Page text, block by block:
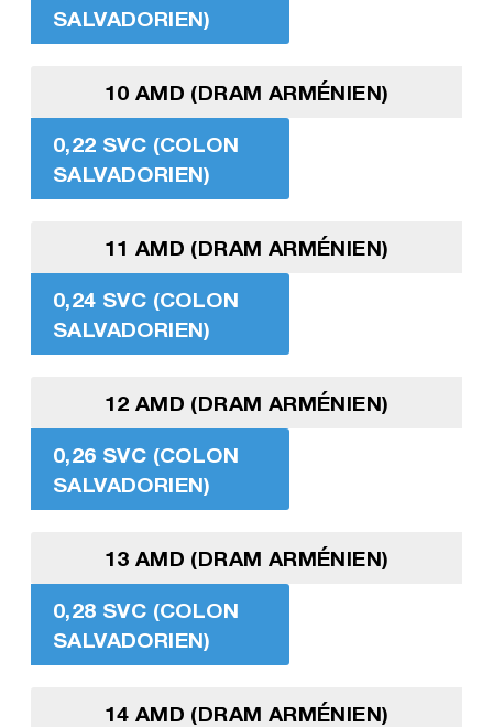
SALVADORIEN)
10 AMD (DRAM ARMÉNIEN)
0,22 SVC (COLON
SALVADORIEN)
11 AMD (DRAM ARMÉNIEN)
0,24 SVC (COLON
SALVADORIEN)
12 AMD (DRAM ARMÉNIEN)
0,26 SVC (COLON
SALVADORIEN)
13 AMD (DRAM ARMÉNIEN)
0,28 SVC (COLON
SALVADORIEN)
14 AMD (DRAM ARMÉNIEN)